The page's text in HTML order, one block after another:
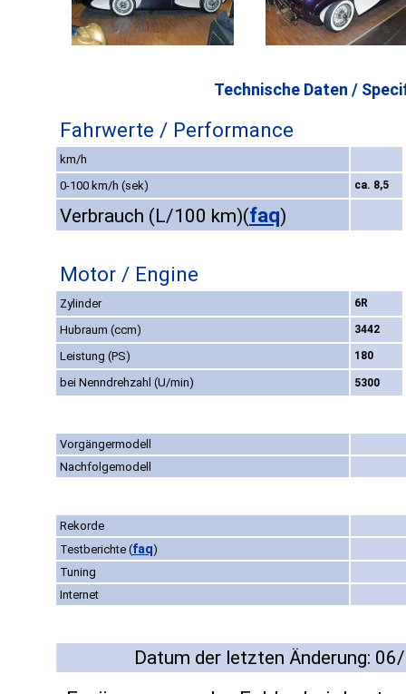
Technische Daten /
Fahrwerte / Performance
km/h
0-100 km/h (sek)
ca. 8,5
Verbrauch (L/100 km)(faq)
Motor / Engine
Zylinder 6R
Hubraum (ccm) 3442
Leistung (PS) 180
bei Nenndrehzahl (U/min) 5300
Vorgängermodell
Nachfolgemodell
Rekorde
Testberichte (faq)
Tuning
Internet
Datum der letzten Änderung: